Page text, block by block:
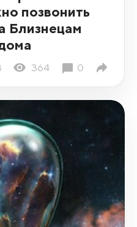
позвонить
Близнецам
364 0